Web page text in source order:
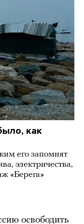
как
его запомнят
электричества,
«Берега»
освободить